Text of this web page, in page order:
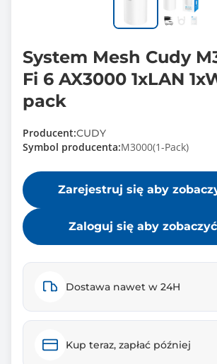
System Mesh Cudy
Fi 6 AX3000 1xLAN
pack
Producent:CUDY
Symbol producenta:M3000(1-Pack)
Zarejestruj się aby
Zaloguj się aby
Dostawa nawet w 24H
Kup teraz, zapłać później